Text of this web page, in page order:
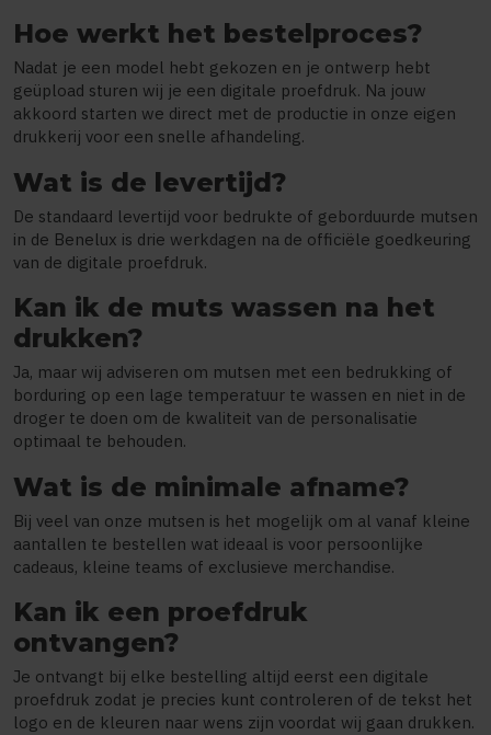
Hoe werkt het bestelproces?
Nadat je een model hebt gekozen en je ontwerp hebt
geüpload sturen wij je een digitale proefdruk. Na jouw
akkoord starten we direct met de productie in onze eigen
drukkerij voor een snelle afhandeling.
Wat is de levertijd?
De standaard levertijd voor bedrukte of geborduurde mutsen
in de Benelux is drie werkdagen na de officiële goedkeuring
van de digitale proefdruk.
Kan ik de muts wassen na het
drukken?
Ja, maar wij adviseren om mutsen met een bedrukking of
borduring op een lage temperatuur te wassen en niet in de
droger te doen om de kwaliteit van de personalisatie
optimaal te behouden.
Wat is de minimale afname?
Bij veel van onze mutsen is het mogelijk om al vanaf kleine
aantallen te bestellen wat ideaal is voor persoonlijke
cadeaus, kleine teams of exclusieve merchandise.
Kan ik een proefdruk
ontvangen?
Je ontvangt bij elke bestelling altijd eerst een digitale
proefdruk zodat je precies kunt controleren of de tekst het
logo en de kleuren naar wens zijn voordat wij gaan drukken.